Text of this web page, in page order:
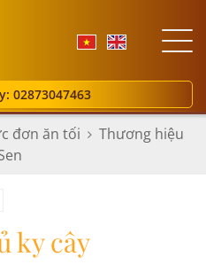
02873047463
đơn ăn tối
Thương hiệu
ky cây